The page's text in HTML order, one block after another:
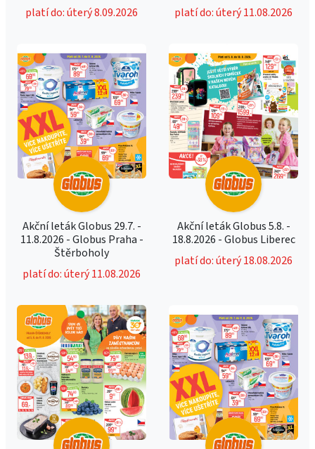
platí do: úterý 8.09.2026
platí do: úterý 11.08.2026
Akční leták Globus 29.7. -
11.8.2026 - Globus Praha -
Štěrboholy
platí do: úterý 11.08.2026
Akční leták Globus 5.8. -
18.8.2026 - Globus Liberec
platí do: úterý 18.08.2026